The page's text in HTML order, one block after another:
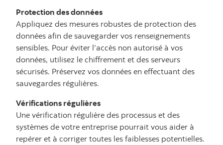
Protection des données
Appliquez des mesures robustes de protection des
données afin de sauvegarder vos renseignements
sensibles. Pour éviter l’accès non autorisé à vos
données, utilisez le chiffrement et des serveurs
sécurisés. Préservez vos données en effectuant des
sauvegardes régulières.
Vérifications régulières
Une vérification régulière des processus et des
systèmes de votre entreprise pourrait vous aider à
repérer et à corriger toutes les faiblesses potentielles.